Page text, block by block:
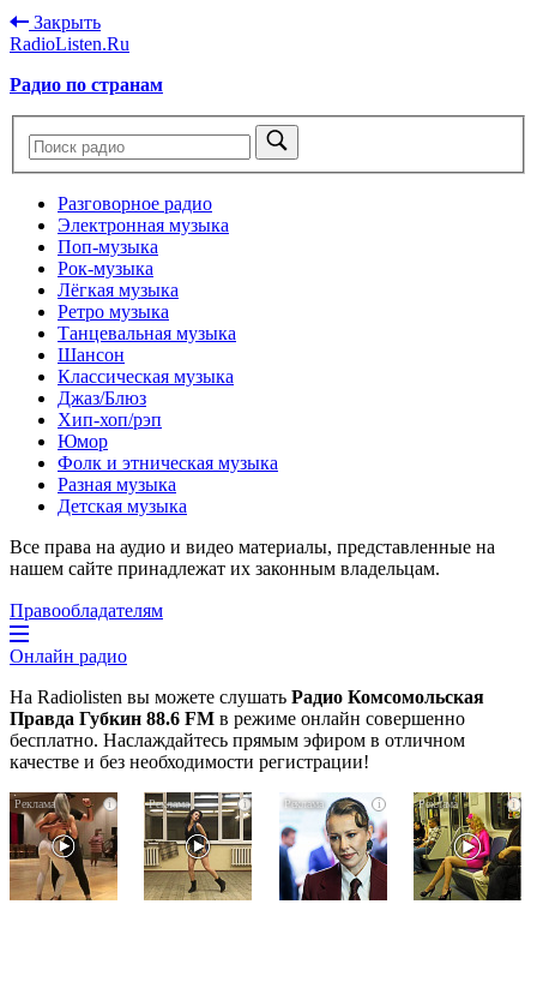
Закрыть
RadioListen.Ru
Радио по странам
Разговорное радио
Электронная музыка
Поп-музыка
Рок-музыка
Лёгкая музыка
Ретро музыка
Танцевальная музыка
Шансон
Классическая музыка
Джаз/Блюз
Хип-хоп/рэп
Юмор
Фолк и этническая музыка
Разная музыка
Детская музыка
Все права на аудио и видео материалы, представленные на
нашем сайте принадлежат их законным владельцам.
Правообладателям
Онлайн радио
На Radiolisten вы можете слушать Радио Комсомольская
Правда Губкин 88.6 FM в режиме онлайн совершенно
бесплатно. Наслаждайтесь прямым эфиром в отличном
качестве и без необходимости регистрации!
i
Ролик
длится
пару
секунд,
но
i
Ролик
Омска:
будете
i
Взломали
Telegram
Собчак
i